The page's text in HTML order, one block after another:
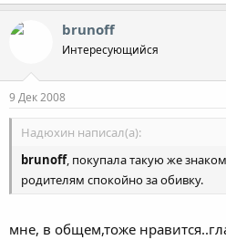
brunoff
Интересующийся
9 Дек 2008
Надюхин написал(а):
brunoff, покупала такую же
родителям спокойно за обивку.
мне, в общем,тоже